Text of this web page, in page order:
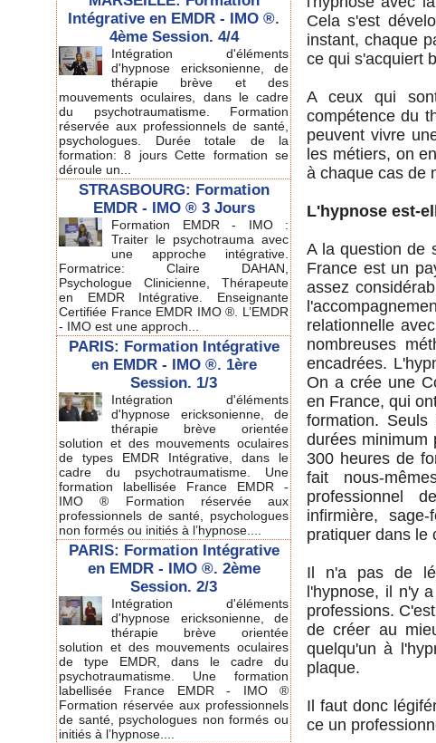
Intégrative en EMDR - IMO ®.
4ème Session. 4/4
Intégration d'éléments
d'hypnose ericksonienne, de
thérapie brève et des
mouvements oculaires, dans le cadre
du psychotraumatisme. Formation
réservée aux professionnels de santé,
psychologues. Durée totale de la
formation: 8 jours Cette formation se
déroule un...
STRASBOURG: Formation
EMDR - IMO ® 3 Jours
Formation EMDR - IMO :
Traiter le psychotrauma avec
une approche intégrative.
Formatrice: Claire DAHAN,
Psychologue Clinicienne, Thérapeute
en EMDR Intégrative. Enseignante
Certifiée France EMDR IMO ®. L’EMDR
- IMO est une approch...
PARIS: Formation Intégrative
en EMDR - IMO ®. 1ère
Session. 1/3
Intégration d'éléments
d'hypnose ericksonienne, de
thérapie brève orientée
solution et des mouvements oculaires
de types EMDR Intégrative, dans le
cadre du psychotraumatisme. Une
formation labellisée France EMDR -
IMO ® Formation réservée aux
professionnels de santé, psychologues
non formés ou initiés à l’hypnose....
PARIS: Formation Intégrative
en EMDR - IMO ®. 2ème
Session. 2/3
Intégration d'éléments
d'hypnose ericksonienne, de
thérapie brève orientée
solution et des mouvements oculaires
de type EMDR, dans le cadre du
psychotraumatisme. Une formation
labellisée France EMDR - IMO ®
Formation réservée aux professionnels
de santé, psychologues non formés ou
initiés à l’hypnose....
Cela s'est
instant, chaque
ce qui s'acquiert
A ceux qui
compétence du
peuvent vivre
les métiers, on
à chaque cas de
L'hypnose est-
A la question de
France est un
assez
relationnelle
nombreuses
encadrées.
On a crée une
en France, qui
formation.
durées minimum
300 heures de
fait nous-
professionnel
infirmière,
pratiquer dans le
Il n'a pas de
l'hypnose, il n'y
professions.
de créer au
quelqu'un à
plaque.
Il faut donc
ce un